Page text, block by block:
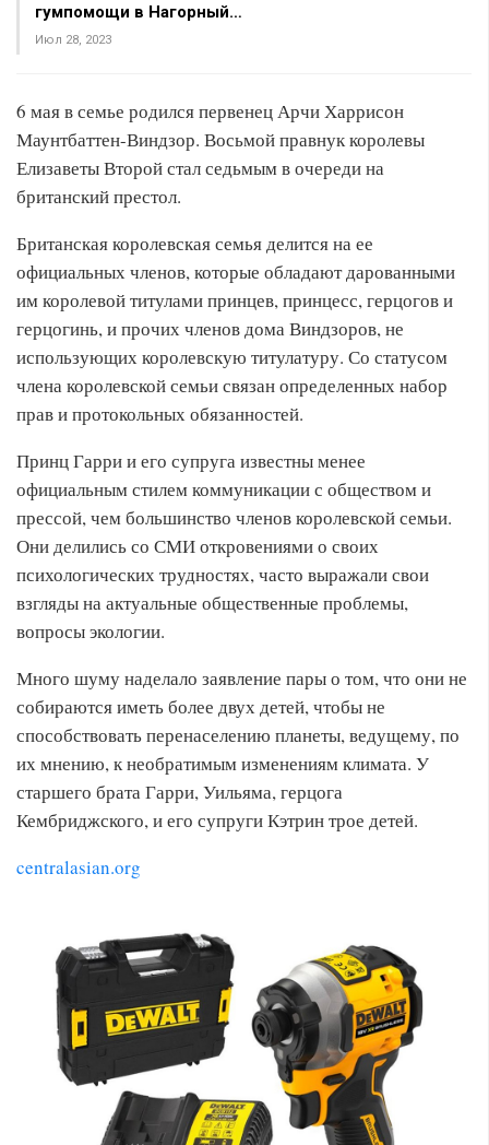
гумпомощи в Нагорный…
Июл 28, 2023
6 мая в семье родился первенец Арчи Харрисон
Маунтбаттен-Виндзор. Восьмой правнук королевы
Елизаветы Второй стал седьмым в очереди на
британский престол.
Британская королевская семья делится на ее
официальных членов, которые обладают дарованными
им королевой титулами принцев, принцесс, герцогов и
герцогинь, и прочих членов дома Виндзоров, не
использующих королевскую титулатуру. Со статусом
члена королевской семьи связан определенных набор
прав и протокольных обязанностей.
Принц Гарри и его супруга известны менее
официальным стилем коммуникации с обществом и
прессой, чем большинство членов королевской семьи.
Они делились со СМИ откровениями о своих
психологических трудностях, часто выражали свои
взгляды на актуальные общественные проблемы,
вопросы экологии.
Много шуму наделало заявление пары о том, что они не
собираются иметь более двух детей, чтобы не
способствовать перенаселению планеты, ведущему, по
их мнению, к необратимым изменениям климата. У
старшего брата Гарри, Уильяма, герцога
Кембриджского, и его супруги Кэтрин трое детей.
centralasian.org